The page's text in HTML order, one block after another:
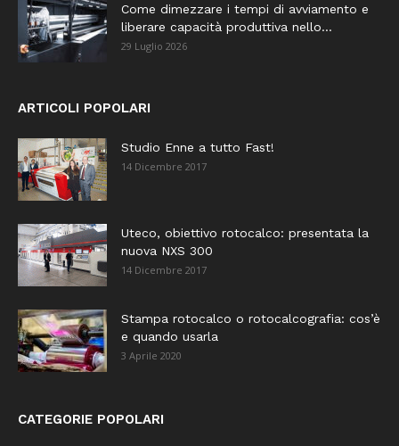
Come dimezzare i tempi di avviamento e
liberare capacità produttiva nello...
29 Luglio 2026
ARTICOLI POPOLARI
Studio Enne a tutto Fast!
14 Dicembre 2017
Uteco, obiettivo rotocalco: presentata la
nuova NXS 300
14 Dicembre 2017
Stampa rotocalco o rotocalcografia: cos’è
e quando usarla
3 Aprile 2020
CATEGORIE POPOLARI